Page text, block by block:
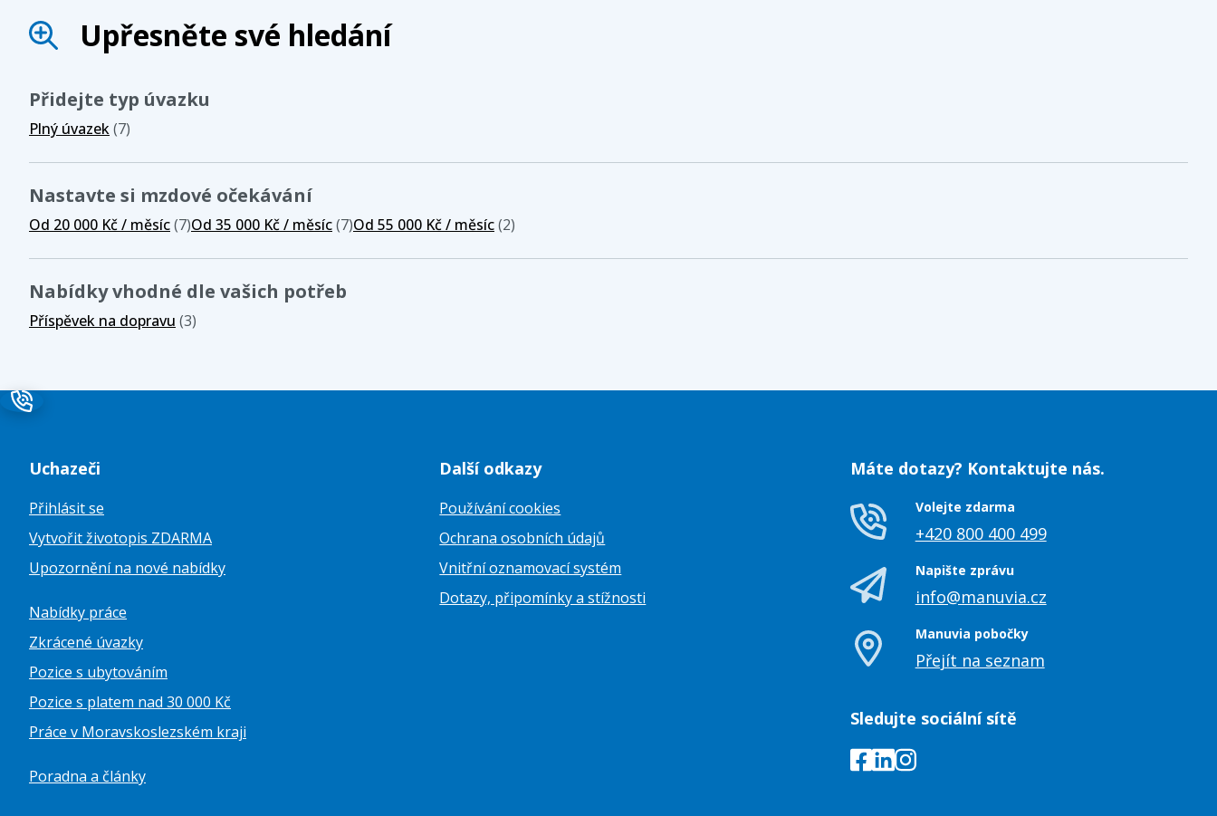
Upřesněte své hledání
Přidejte typ úvazku
Plný úvazek(7)
Nastavte si mzdové očekávání
Od 20 000 Kč / měsíc(7)Od 35 000 Kč / měsíc(7)Od 55 000 Kč / měsíc(2)
Nabídky vhodné dle vašich potřeb
Příspěvek na dopravu (3)
Uchazeči
Přihlásit se
Vytvořit životopis ZDARMA
Upozornění na nové nabídky
Nabídky práce
Zkrácené úvazky
Pozice s ubytováním
Pozice s platem nad 30 000 Kč
Práce v Moravskoslezském kraji
Poradna a články
Další odkazy
Používání cookies
Ochrana osobních údajů
Vnitřní oznamovací systém
Dotazy, připomínky a stížnosti
Máte dotazy? Kontaktujte nás.
Volejte zdarma
+420 800 400 499
Napište zprávu
info@manuvia.cz
Manuvia pobočky
Přejít na seznam
Sledujte sociální sítě